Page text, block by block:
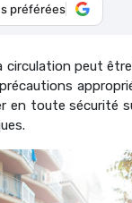
préférées
circulation peut
en toute sécurité